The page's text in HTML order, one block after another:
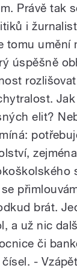
Právě tak
i
tomu
úspěšně
elit?
brát.
a už nic
či
-